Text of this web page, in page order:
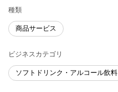
種類
商品サービス
ビジネスカテゴリ
ソフトドリンク・アルコール飲料